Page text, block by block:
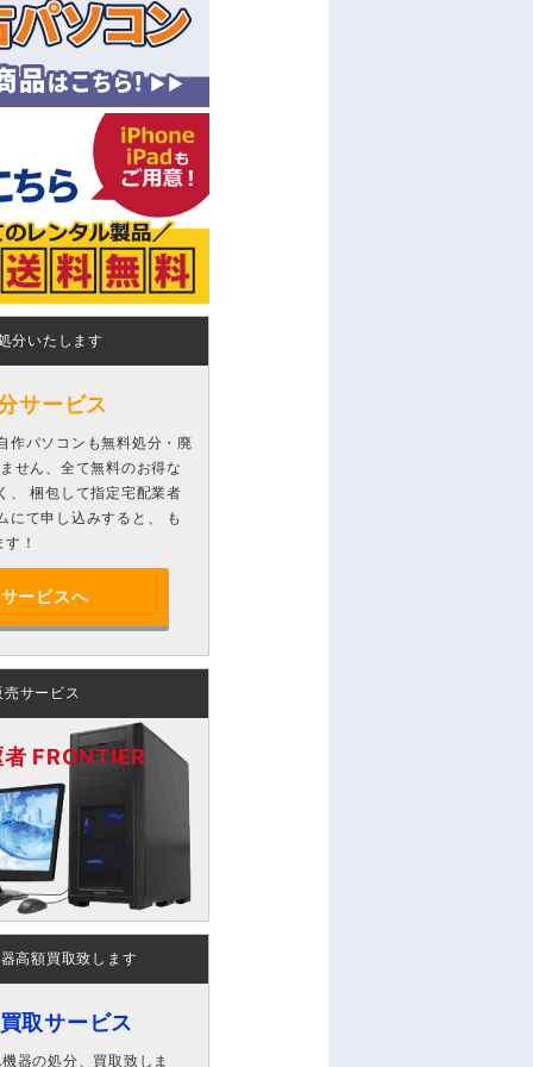
分いたします
サービス
作パソコンも無料処分・廃
せん、全て無料のお得な
、 梱包して指定宅配業者
にて申し込みすると、 も
！
ービスへ
サービス
FRONTIER
高額買取致します
取サービス
器の処分、買取致しま